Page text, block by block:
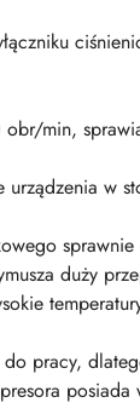
min,
w
duży
pracy,
posiada